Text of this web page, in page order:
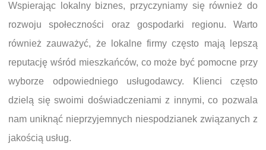
Wspierając lokalny biznes, przyczyniamy się również do
rozwoju społeczności oraz gospodarki regionu. Warto
również zauważyć, że lokalne firmy często mają lepszą
reputację wśród mieszkańców, co może być pomocne przy
wyborze odpowiedniego usługodawcy. Klienci często
dzielą się swoimi doświadczeniami z innymi, co pozwala
nam uniknąć nieprzyjemnych niespodzianek związanych z
jakością usług.